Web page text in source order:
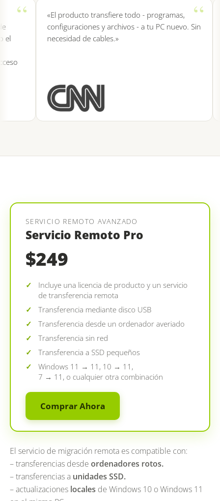
«El producto transfiere todo - programas,
configuraciones y archivos - a tu PC nuevo. Sin
necesidad de cables.»
SERVICIO REMOTO AVANZADO
Servicio Remoto Pro
$249
Incluye una licencia de producto y un servicio
de transferencia remota
Transferencia mediante disco USB
Transferencia desde un ordenador averiado
Transferencia sin red
Transferencia a SSD pequeños
Windows 11 → 11, 10 → 11,
7 → 11, o cualquier otra combinación
Comprar Ahora
El servicio de migración remota es compatible con:
– transferencias desde ordenadores rotos.
– transferencias a unidades SSD.
– actualizaciones locales de Windows 10 o Windows 11